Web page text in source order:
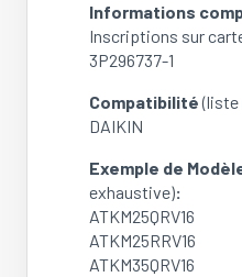
/
CTXS15K2V1B
/
JTKJ12TV16UD
(Ref:
(OCCASION)
Informations
Inscriptions sur
3P296737-1
Compatibilité(liste
DAIKIN
Exemple de
exhaustive):
ATKM25QRV16
ATKM25RRV16
ATKM35QRV16